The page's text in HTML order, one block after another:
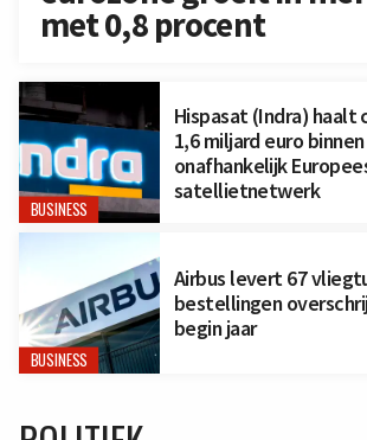
met 0,8 procent
BUSINESS
Hispasat (Indra) haalt
1,6 miljard euro
onafhankelijk
satellietnetwerk
BUSINESS
Airbus levert 67
bestellingen
begin jaar